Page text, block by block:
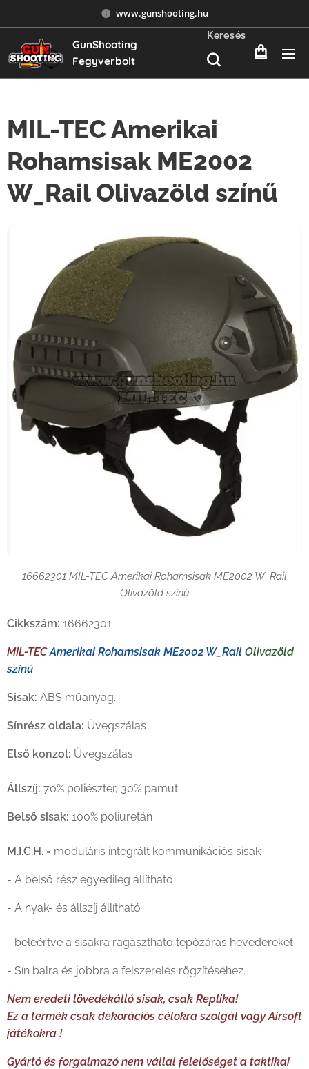
www.gunshooting.hu
GunShooting
Fegyverbolt
Keresés
MIL-TEC Amerikai
Rohamsisak ME2002
W_Rail Olivazöld színű
16662301 MIL-TEC Amerikai Rohamsisak ME2002 W_Rail
Olivazöld színű
Cikkszám: 16662301
MIL-TEC Amerikai Rohamsisak ME2002 W_Rail Olivazöld
színű
Sisak: ABS műanyag.
Sínrész oldala: Üvegszálas
Első konzol: Üvegszálas
Állszíj: 70% poliészter, 30% pamut
Belső sisak: 100% poliuretán
M.I.C.H. = moduláris integrált kommunikációs sisak
- A belső rész egyedileg állítható
- A nyak- és állszíj állítható
- beleértve a sisakra ragasztható tépőzáras hevedereket
- Sín balra és jobbra a felszerelés rögzítéséhez.
Nem eredeti lövedékálló sisak, csak Replika!
Ez a termék csak dekorációs célokra szolgál vagy Airsoft
játékokra !
Gyártó és forgalmazó nem vállal felelőséget a taktikai